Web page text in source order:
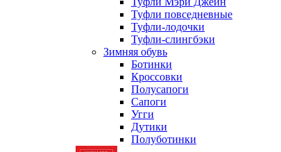
Туфли повседневные
Туфли-лодочки
Туфли-слингбэки
Зимняя обувь
Ботинки
Кроссовки
Полусапоги
Сапоги
Угги
Дутики
Полуботинки